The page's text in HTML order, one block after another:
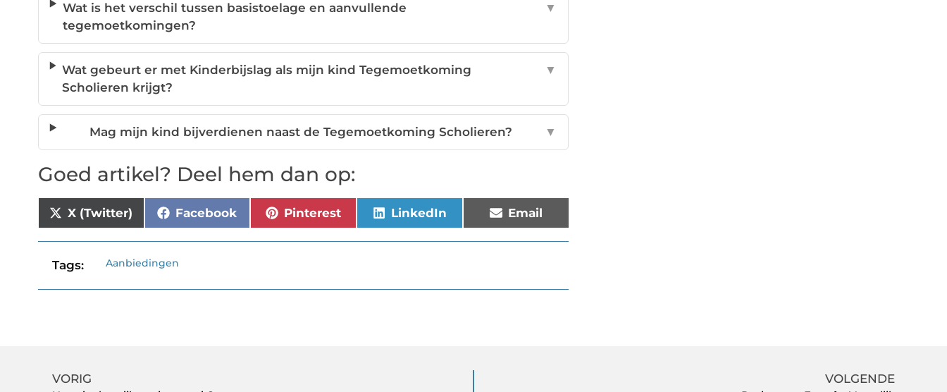
Wat is het verschil tussen basistoelage en aanvullende
tegemoetkomingen?
▼
Wat gebeurt er met Kinderbijslag als mijn kind Tegemoetkoming
Scholieren krijgt?
▼
Mag mijn kind bijverdienen naast de Tegemoetkoming Scholieren? ▼
Goed artikel? Deel hem dan op:
X (Twitter) Facebook Pinterest LinkedIn Email
Tags: Aanbiedingen
VORIG VOLGENDE